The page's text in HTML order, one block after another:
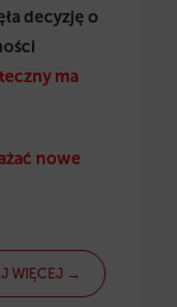
decyzję o
ma
nowe
WIĘCEJ →